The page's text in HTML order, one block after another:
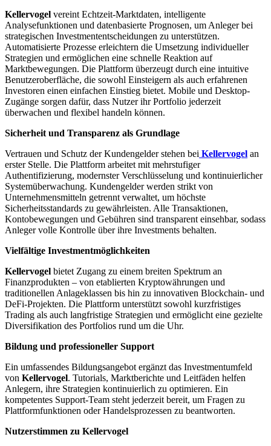
Kellervogel vereint Echtzeit-Marktdaten, intelligente
Analysefunktionen und datenbasierte Prognosen, um Anleger bei
strategischen Investmententscheidungen zu unterstützen.
Automatisierte Prozesse erleichtern die Umsetzung individueller
Strategien und ermöglichen eine schnelle Reaktion auf
Marktbewegungen. Die Plattform überzeugt durch eine intuitive
Benutzeroberfläche, die sowohl Einsteigern als auch erfahrenen
Investoren einen einfachen Einstieg bietet. Mobile und Desktop-
Zugänge sorgen dafür, dass Nutzer ihr Portfolio jederzeit
überwachen und flexibel handeln können.
Sicherheit und Transparenz als Grundlage
Vertrauen und Schutz der Kundengelder stehen bei Kellervogel an
erster Stelle. Die Plattform arbeitet mit mehrstufiger
Authentifizierung, modernster Verschlüsselung und kontinuierlicher
Systemüberwachung. Kundengelder werden strikt von
Unternehmensmitteln getrennt verwaltet, um höchste
Sicherheitsstandards zu gewährleisten. Alle Transaktionen,
Kontobewegungen und Gebühren sind transparent einsehbar, sodass
Anleger volle Kontrolle über ihre Investments behalten.
Vielfältige Investmentmöglichkeiten
Kellervogel bietet Zugang zu einem breiten Spektrum an
Finanzprodukten – von etablierten Kryptowährungen und
traditionellen Anlageklassen bis hin zu innovativen Blockchain- und
DeFi-Projekten. Die Plattform unterstützt sowohl kurzfristiges
Trading als auch langfristige Strategien und ermöglicht eine gezielte
Diversifikation des Portfolios rund um die Uhr.
Bildung und professioneller Support
Ein umfassendes Bildungsangebot ergänzt das Investmentumfeld
von Kellervogel. Tutorials, Marktberichte und Leitfäden helfen
Anlegern, ihre Strategien kontinuierlich zu optimieren. Ein
kompetentes Support-Team steht jederzeit bereit, um Fragen zu
Plattformfunktionen oder Handelsprozessen zu beantworten.
Nutzerstimmen zu Kellervogel